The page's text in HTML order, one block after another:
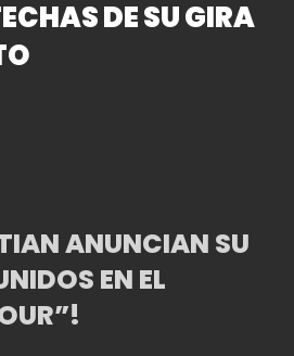
DE SU GIRA
ANUNCIAN SU
EN EL